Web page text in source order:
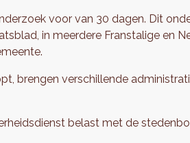
voor van 30 dagen. Dit
in meerdere Franstalige en
brengen verschillende
belast met de